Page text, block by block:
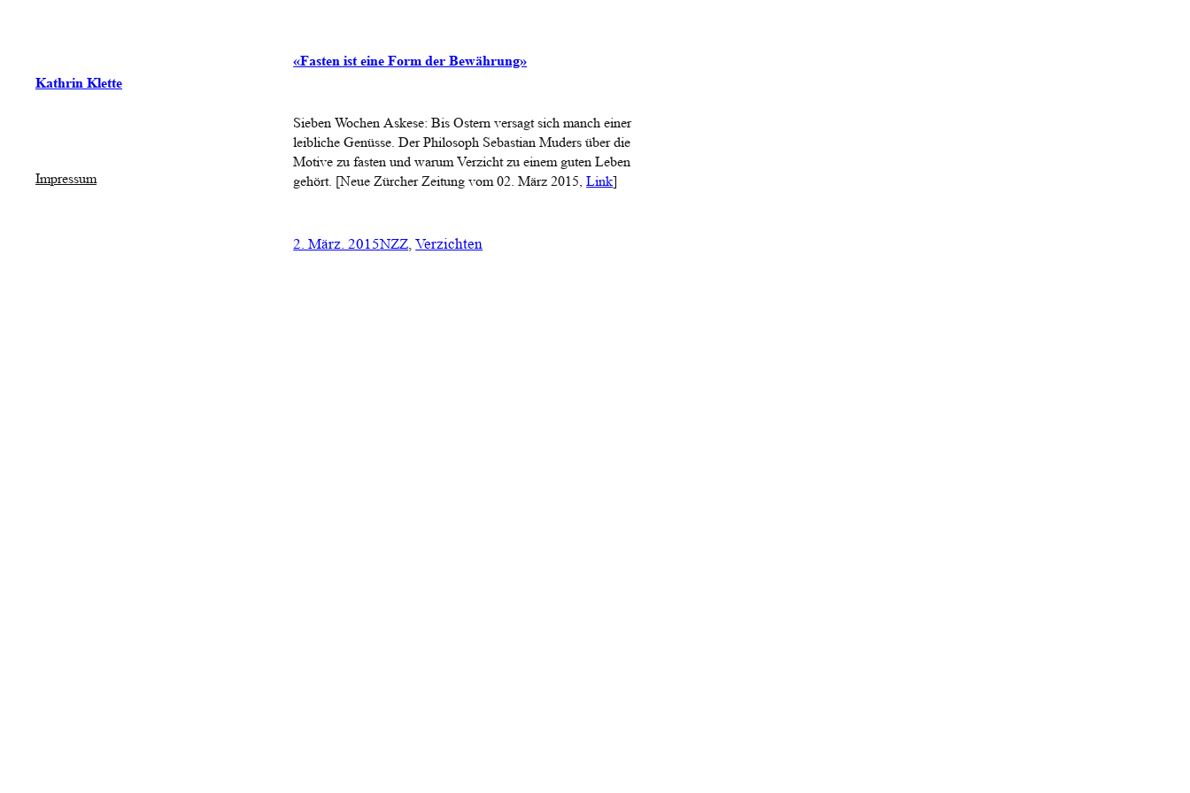
Kathrin Klette
Impressum
«Fasten ist eine Form der Bewährung»
Sieben Wochen Askese: Bis Ostern versagt sich manch einer
leibliche Genüsse. Der Philosoph Sebastian Muders über die
Motive zu fasten und warum Verzicht zu einem guten Leben
gehört. [Neue Zürcher Zeitung vom 02. März 2015,Link]
2. März. 2015NZZ, Verzichten